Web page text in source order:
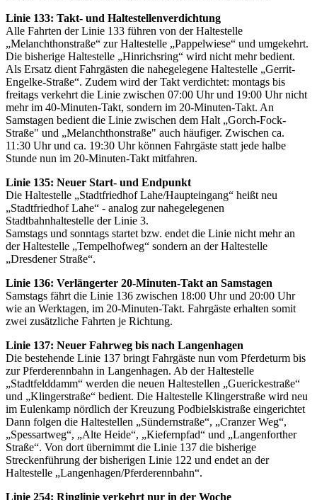
Linie 133: Takt- und Haltestellenverdichtung
Alle Fahrten der Linie 133 führen von der Haltestelle
„Melanchthonstraße“ zur Haltestelle „Pappelwiese“ und umgekehrt.
Die bisherige Haltestelle „Hinrichsring“ wird nicht mehr bedient.
Als Ersatz dient Fahrgästen die nahegelegene Haltestelle „Gerrit-
Engelke-Straße“. Zudem wird der Takt verdichtet: montags bis
freitags verkehrt die Linie zwischen 07:00 Uhr und 19:00 Uhr nicht
mehr im 40-Minuten-Takt, sondern im 20-Minuten-Takt. An
Samstagen bedient die Linie zwischen dem Halt „Gorch-Fock-
Straße" und „Melanchthonstraße" auch häufiger. Zwischen ca.
11:30 Uhr und ca. 19:30 Uhr können Fahrgäste statt jede halbe
Stunde nun im 20-Minuten-Takt mitfahren.
Linie 135: Neuer Start- und Endpunkt
Die Haltestelle „Stadtfriedhof Lahe/Haupteingang“ heißt neu
„Stadtfriedhof Lahe“ - analog zur nahegelegenen
Stadtbahnhaltestelle der Linie 3.
Samstags und sonntags startet bzw. endet die Linie nicht mehr an
der Haltestelle „Tempelhofweg“ sondern an der Haltestelle
„Dresdener Straße“.
Linie 136: Verlängerter 20-Minuten-Takt an Samstagen
Samstags fährt die Linie 136 zwischen 18:00 Uhr und 20:00 Uhr
wie an Werktagen, im 20-Minuten-Takt. Fahrgäste erhalten somit
zwei zusätzliche Fahrten je Richtung.
Linie 137: Neuer Fahrweg bis nach Langenhagen
Die bestehende Linie 137 bringt Fahrgäste nun vom Pferdeturm bis
zur Pferderennbahn in Langenhagen. Ab der Haltestelle
„Stadtfelddamm“ werden die neuen Haltestellen „Guerickestraße“
und „Klingerstraße“ bedient. Die Haltestelle Klingerstraße wird neu
im Eulenkamp nördlich der Kreuzung Podbielskistraße eingerichtet
Dann folgen die Haltestellen „Sündernstraße“, „Cranzer Weg“,
„Spessartweg“, „Alte Heide“, „Kiefernpfad“ und „Langenforther
Straße“. Von dort übernimmt die Linie 137 die bisherige
Streckenführung der bisherigen Linie 122 und endet an der
Haltestelle „Langenhagen/Pferderennbahn“.
Linie 254: Ringlinie verkehrt nur in der Woche